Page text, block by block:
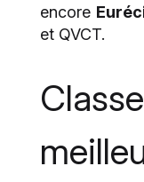
encore
et QVCT.